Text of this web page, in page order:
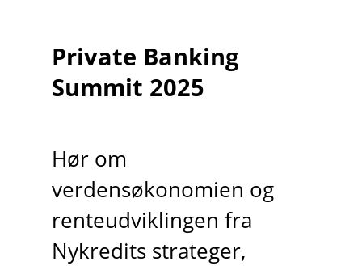
Private Banking
Summit 2025
Hør om
verdensøkonomien og
renteudviklingen fra
Nykredits strateger,